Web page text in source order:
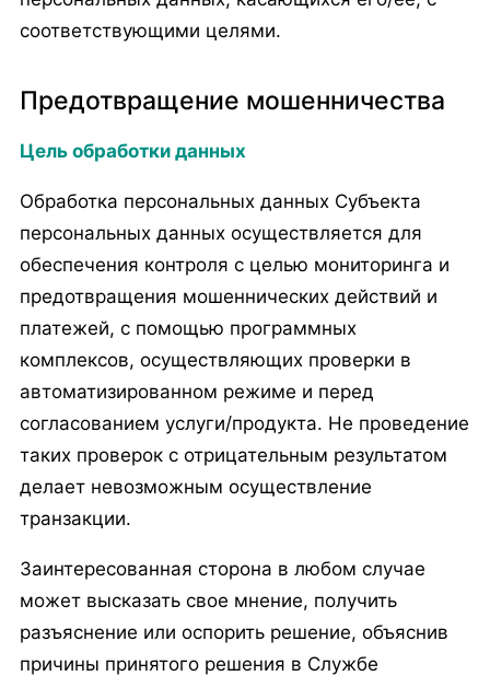
соответствующими целями.
Предотвращение мошенничества
Цель обработки данных
Обработка персональных данных Субъекта
персональных данных осуществляется для
обеспечения контроля с целью мониторинга и
предотвращения мошеннических действий и
платежей, с помощью программных
комплексов, осуществляющих проверки в
автоматизированном режиме и перед
согласованием услуги/продукта. Не проведение
таких проверок с отрицательным результатом
делает невозможным осуществление
транзакции.
Заинтересованная сторона в любом случае
может высказать свое мнение, получить
разъяснение или оспорить решение, объяснив
причины принятого решения в Службе